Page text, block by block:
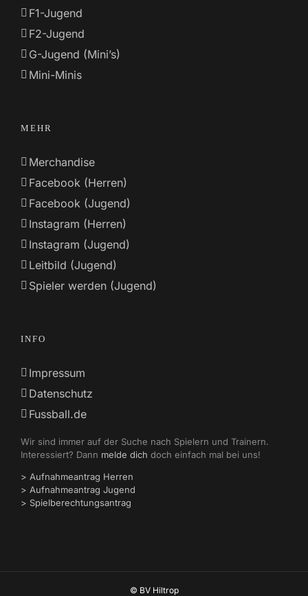
F1-Jugend
F2-Jugend
G-Jugend (Mini’s)
Mini-Minis
MEHR
Merchandise
Facebook (Herren)
Facebook (Jugend)
Instagram (Herren)
Instagram (Jugend)
Leitbild (Jugend)
Spieler werden (Jugend)
INFO
Impressum
Datenschutz
Fussball.de
Wir sind immer auf der Suche nach Spielern und Trainern.
Interessiert? Dann melde dich doch einfach mal bei uns!
> Aufnahmeantrag Herren
> Aufnahmeantrag Jugend
> Spielberechtungsantrag
© BV Hiltrop